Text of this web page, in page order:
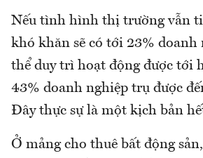
Nếu tình hình thị trường vẫn
khó khăn sẽ có tới 23% doanh
thể duy trì hoạt động được tới
43% doanh nghiệp trụ được
Đây thực sự là một kịch bản
Ở mảng cho thuê bất động